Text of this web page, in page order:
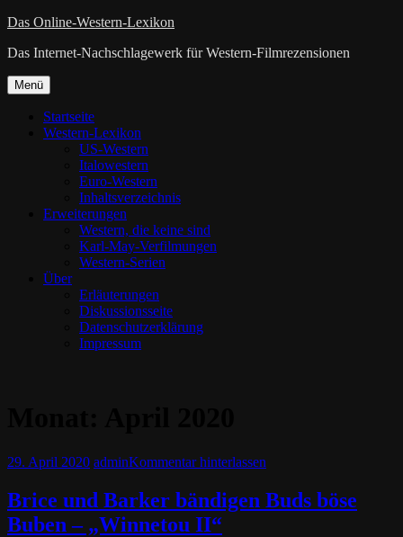
Zum
springen
Das Online-Western-Lexikon
Das Internet-Nachschlagewerk für Western-Filmrezensionen
Menü Zum
Inhalt
springen
Startseite
Western-Lexikon
US-Western
Italowestern
Euro-Western
Inhaltsverzeichnis
Erweiterungen
Western, die keine sind
Karl-May-Verfilmungen
Western-Serien
Über
Erläuterungen
Diskussionsseite
Datenschutzerklärung
Impressum
29. April 2020 adminKommentar hinterlassen
Brice und Barker bändigen Buds böse
Buben – „Winnetou II“